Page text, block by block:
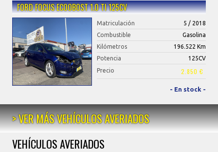
FORD FOCUS ECOOBOST 1.0 TI 125CV
Matriculación
5 / 2018
Combustible
Gasolina
Kilómetros
196.522 Km
Potencia
125CV
Precio
2.850 €
- En stock -
> VER MÁS VEHÍCULOS AVERIADOS
VEHÍCULOS AVERIADOS